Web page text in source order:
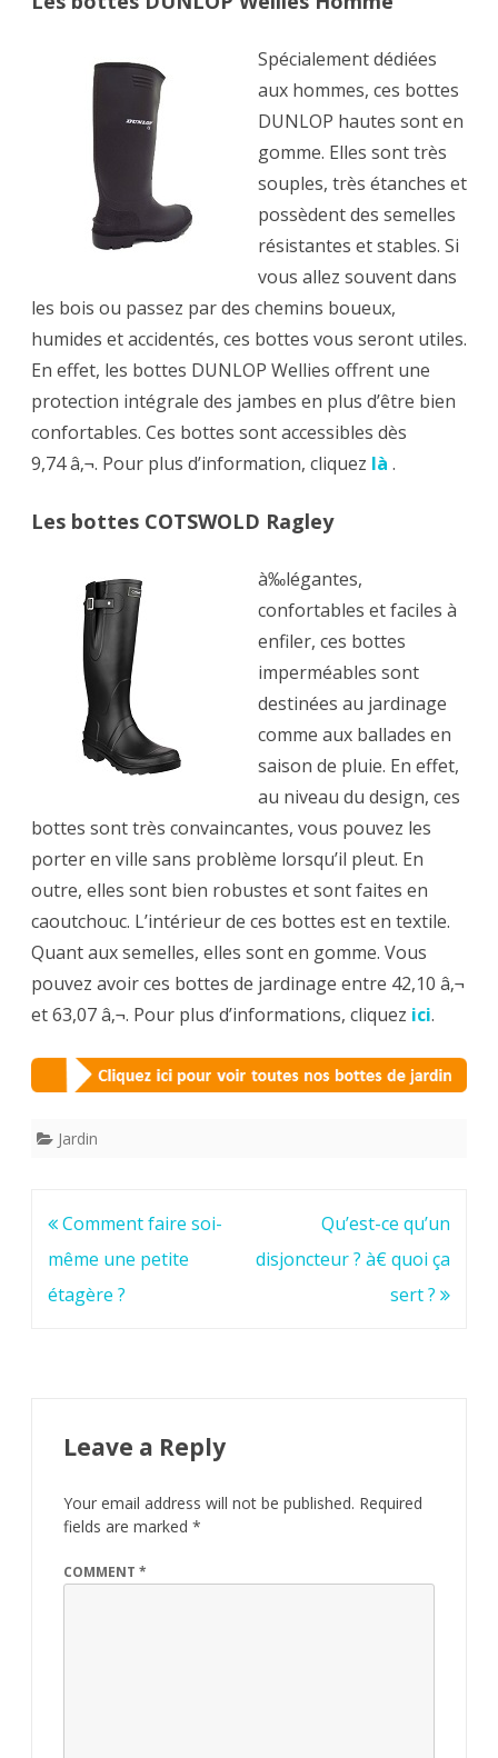
Spécialement dédiées
aux hommes, ces bottes
DUNLOP hautes sont en
gomme. Elles sont très
souples, très étanches et
possèdent des semelles
résistantes et stables. Si
vous allez souvent dans
les bois ou passez par des chemins boueux,
humides et accidentés, ces bottes vous seront utiles.
En effet, les bottes DUNLOP Wellies offrent une
protection intégrale des jambes en plus d’être bien
confortables. Ces bottes sont accessibles dès
9,74 â‚¬. Pour plus d’information, cliquez là .
Les bottes COTSWOLD Ragley
à‰légantes,
confortables et faciles à
enfiler, ces bottes
imperméables sont
destinées au jardinage
comme aux ballades en
saison de pluie. En effet,
au niveau du design, ces
bottes sont très convaincantes, vous pouvez les
porter en ville sans problème lorsqu’il pleut. En
outre, elles sont bien robustes et sont faites en
caoutchouc. L’intérieur de ces bottes est en textile.
Quant aux semelles, elles sont en gomme. Vous
pouvez avoir ces bottes de jardinage entre 42,10 â‚¬
et 63,07 â‚¬. Pour plus d’informations, cliquez ici.
Jardin
Post
navigation
Comment faire soi-
même une petite
étagère ?
Qu’est-ce qu’un
disjoncteur ? à€ quoi ça
sert ?
Leave a Reply
Your email address will not be published. Required
fields are marked *
COMMENT *